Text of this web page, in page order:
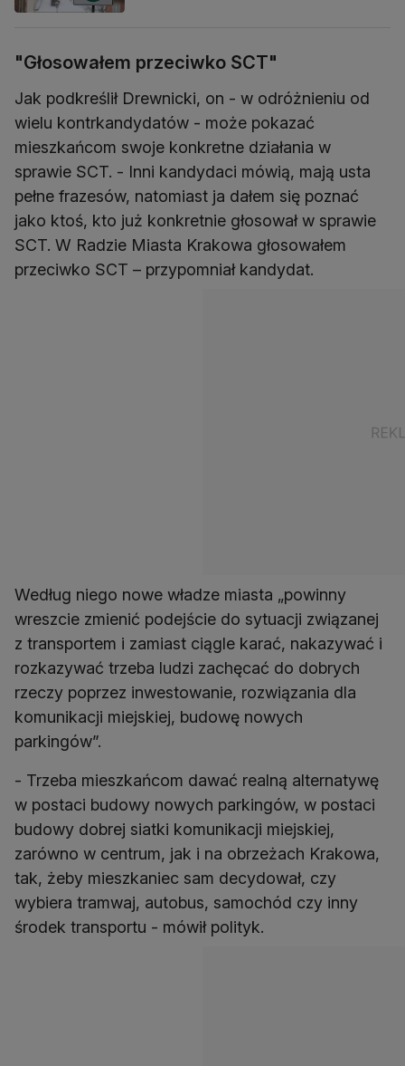
"Głosowałem przeciwko SCT"
Jak podkreślił Drewnicki, on - w odróżnieniu od
wielu kontrkandydatów - może pokazać
mieszkańcom swoje konkretne działania w
sprawie SCT. - Inni kandydaci mówią, mają usta
pełne frazesów, natomiast ja dałem się poznać
jako ktoś, kto już konkretnie głosował w sprawie
SCT. W Radzie Miasta Krakowa głosowałem
przeciwko SCT – przypomniał kandydat.
Według niego nowe władze miasta „powinny
wreszcie zmienić podejście do sytuacji związanej
z transportem i zamiast ciągle karać, nakazywać i
rozkazywać trzeba ludzi zachęcać do dobrych
rzeczy poprzez inwestowanie, rozwiązania dla
komunikacji miejskiej, budowę nowych
parkingów”.
- Trzeba mieszkańcom dawać realną alternatywę
w postaci budowy nowych parkingów, w postaci
budowy dobrej siatki komunikacji miejskiej,
zarówno w centrum, jak i na obrzeżach Krakowa,
tak, żeby mieszkaniec sam decydował, czy
wybiera tramwaj, autobus, samochód czy inny
środek transportu - mówił polityk.